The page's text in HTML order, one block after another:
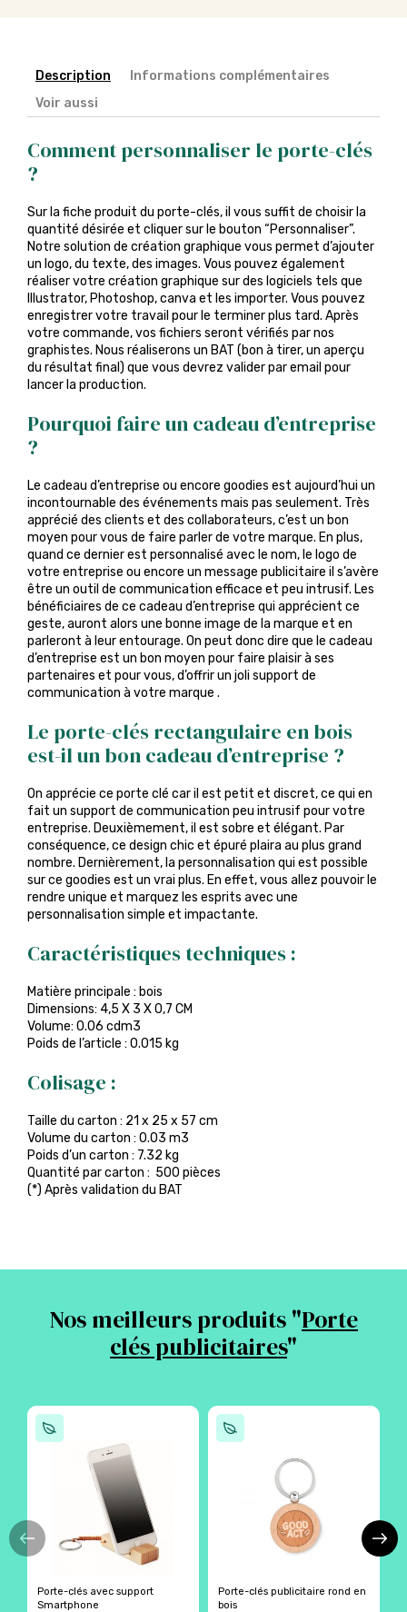
Description
Informations complémentaires
Voir aussi
Comment personnaliser le porte-clés
?
Sur la fiche produit du porte-clés, il vous suffit de choisir la
quantité désirée et cliquer sur le bouton “Personnaliser”.
Notre solution de création graphique vous permet d’ajouter
un logo, du texte, des images. Vous pouvez également
réaliser votre création graphique sur des logiciels tels que
Illustrator, Photoshop, canva et les importer. Vous pouvez
enregistrer votre travail pour le terminer plus tard. Après
votre commande, vos fichiers seront vérifiés par nos
graphistes. Nous réaliserons un BAT (bon à tirer, un aperçu
du résultat final) que vous devrez valider par email pour
lancer la production.
Pourquoi faire un cadeau d’entreprise
?
Le cadeau d’entreprise ou encore goodies est aujourd’hui un
incontournable des événements mais pas seulement. Très
apprécié des clients et des collaborateurs, c’est un bon
moyen pour vous de faire parler de votre marque. En plus,
quand ce dernier est personnalisé avec le nom, le logo de
votre entreprise ou encore un message publicitaire il s’avère
être un outil de communication efficace et peu intrusif. Les
bénéficiaires de ce cadeau d’entreprise qui apprécient ce
geste, auront alors une bonne image de la marque et en
parleront à leur entourage. On peut donc dire que le cadeau
d’entreprise est un bon moyen pour faire plaisir à ses
partenaires et pour vous, d’offrir un joli support de
communication à votre marque .
Le porte-clés rectangulaire en bois
est-il un bon cadeau d’entreprise ?
On apprécie ce porte clé car il est petit et discret, ce qui en
fait un support de communication peu intrusif pour votre
entreprise. Deuxièmement, il est sobre et élégant. Par
conséquence, ce design chic et épuré plaira au plus grand
nombre. Dernièrement, la personnalisation qui est possible
sur ce goodies est un vrai plus. En effet, vous allez pouvoir le
rendre unique et marquez les esprits avec une
personnalisation simple et impactante.
Caractéristiques techniques :
Matière principale : bois
Dimensions: 4,5 X 3 X 0,7 CM
Volume: 0.06 cdm3
Poids de l’article : 0.015 kg
Colisage :
Taille du carton : 21 x 25 x 57 cm
Volume du carton : 0.03 m3
Poids d’un carton : 7.32 kg
Quantité par carton : 500 pièces
(*) Après validation du BAT
Nos meilleurs produits "Porte
clés publicitaires"
Porte-clés avec support
Smartphone
Porte-clés publicitaire rond en
bois